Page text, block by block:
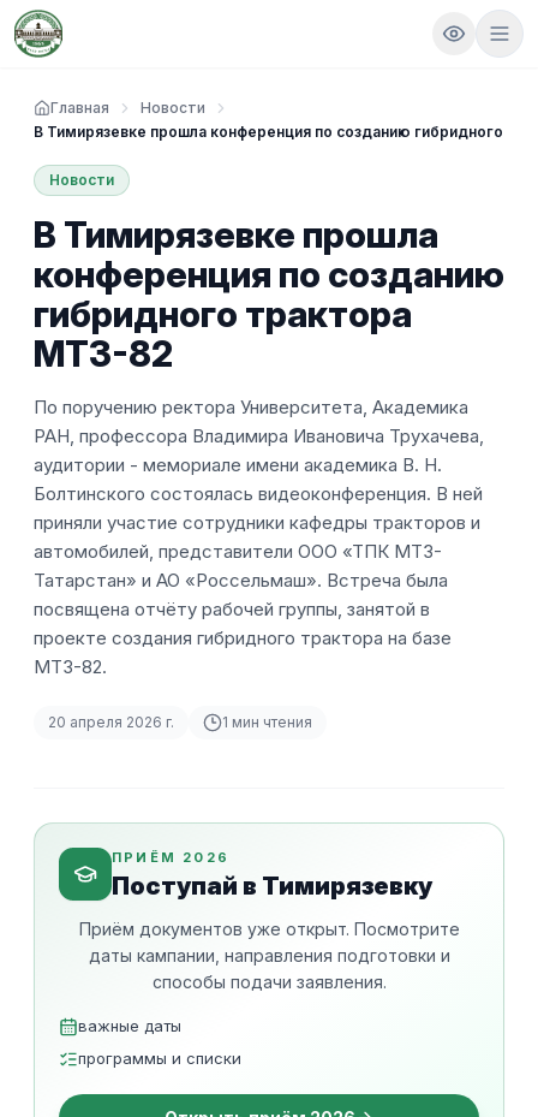
Главная
Новости
В Тимирязевке прошла конференция по созданию гибридного
Новости
В Тимирязевке прошла
конференция по созданию
гибридного трактора
МТЗ-82
По поручению ректора Университета, Академика
РАН, профессора Владимира Ивановича Трухачева,
аудитории - мемориале имени академика В. Н.
Болтинского состоялась видеоконференция. В ней
приняли участие сотрудники кафедры тракторов и
автомобилей, представители ООО «ТПК МТЗ-
Татарстан» и АО «Россельмаш». Встреча была
посвящена отчёту рабочей группы, занятой в
проекте создания гибридного трактора на базе
МТЗ-82.
20 апреля 2026 г. 1 мин чтения
ПРИЁМ 2026
Поступай в Тимирязевку
Приём документов уже открыт. Посмотрите
даты кампании, направления подготовки и
способы подачи заявления.
важные даты
программы и списки